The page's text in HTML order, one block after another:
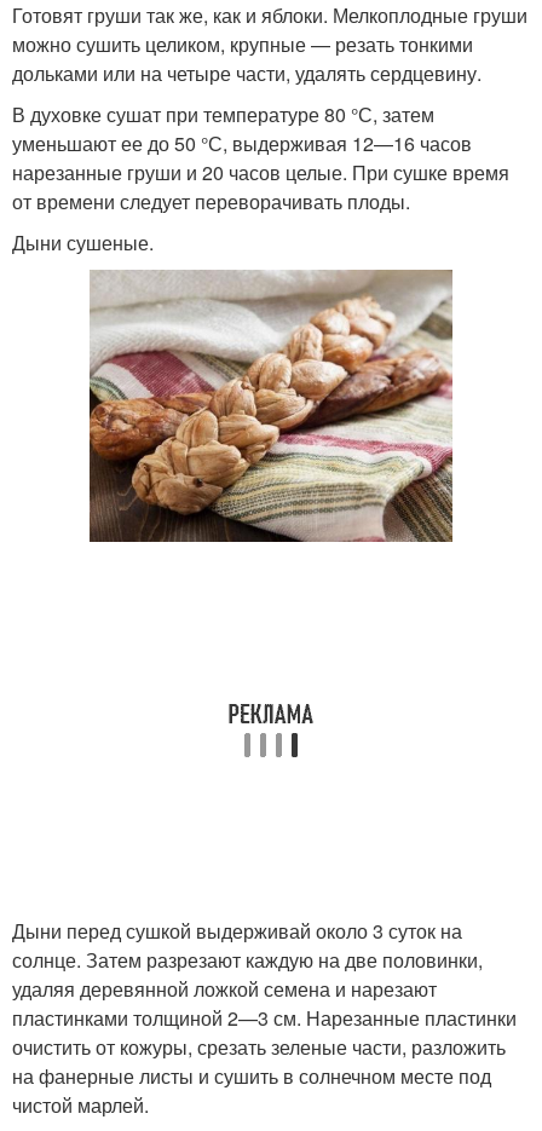
Готовят груши так же, как и яблоки. Мелкоплодные груши
можно сушить целиком, крупные — резать тонкими
дольками или на четыре части, удалять сердцевину.
В духовке сушат при температуре 80 °С, затем
уменьшают ее до 50 °С, выдерживая 12—16 часов
нарезанные груши и 20 часов целые. При сушке время
от времени следует переворачивать плоды.
Дыни сушеные.
Дыни перед сушкой выдерживай около 3 суток на
солнце. Затем разрезают каждую на две половинки,
удаляя деревянной ложкой семена и нарезают
пластинками толщиной 2—3 см. Нарезанные пластинки
очистить от кожуры, срезать зеленые части, разложить
на фанерные листы и сушить в солнечном месте под
чистой марлей.